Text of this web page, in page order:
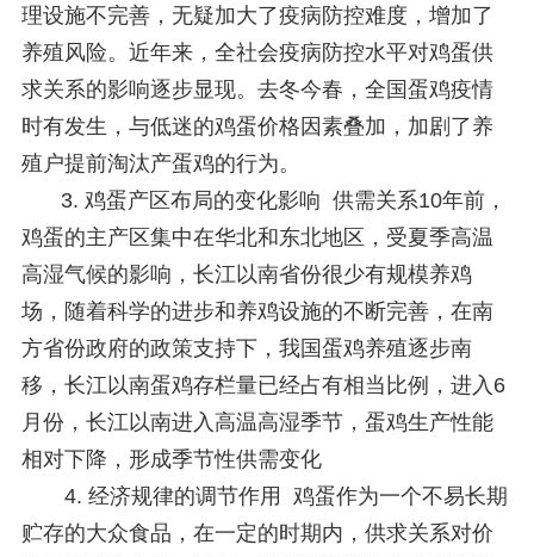
理设施不完善，无疑加大了疫病防控难度，增加了
养殖风险。近年来，全社会疫病防控水平对鸡蛋供
求关系的影响逐步显现。去冬今春，全国蛋鸡疫情
时有发生，与低迷的鸡蛋价格因素叠加，加剧了养
殖户提前淘汰产蛋鸡的行为。
3. 鸡蛋产区布局的变化影响 供需关系10年前，
鸡蛋的主产区集中在华北和东北地区，受夏季高温
高湿气候的影响，长江以南省份很少有规模养鸡
场，随着科学的进步和养鸡设施的不断完善，在南
方省份政府的政策支持下，我国蛋鸡养殖逐步南
移，长江以南蛋鸡存栏量已经占有相当比例，进入6
月份，长江以南进入高温高湿季节，蛋鸡生产性能
相对下降，形成季节性供需变化
4. 经济规律的调节作用 鸡蛋作为一个不易长期
贮存的大众食品，在一定的时期内，供求关系对价